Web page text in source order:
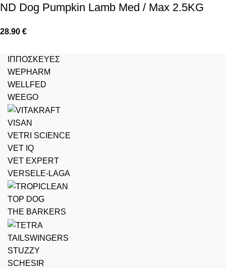
ND Dog Pumpkin Lamb Med / Max 2.5KG
28.90 €
ΙΠΠΟΣΚΕΥΕΣ
WEPHARM
WELLFED
WEEGO
VISAN
VETRI SCIENCE
VET IQ
VET EXPERT
VERSELE-LAGA
TOP DOG
THE BARKERS
TAILSWINGERS
STUZZY
SCHESIR